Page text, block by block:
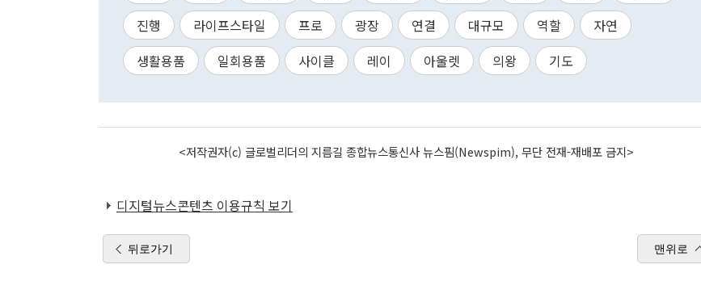
진행
라이프스타일 프로 광장 연결 대규모 역할
자연
생활용품
일회용품 사이클 레이 아울렛 의왕 기도
<저작권자(c) 글로벌리더의 지름길 종합뉴스통신사 뉴스핌(Newspim), 무단 전재-재배포 금지>
디지털뉴스콘텐츠 이용규칙 보기
뒤로가기 맨위로